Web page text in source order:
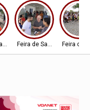
BA
Feira de Santana-BAFeira de